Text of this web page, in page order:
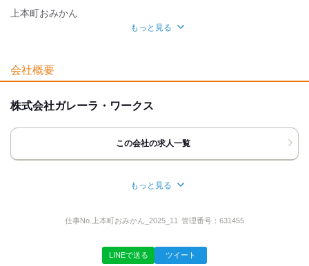
自分らしい恰好
応募時のメリット
履歴書不要 友達応募
上本町おみかん
[最寄駅]
大阪府 大阪市天王寺区⁄大阪上本町駅 (徒歩 6分)ほか
[住所]
リッチハイム上本町1F
地図・アクセス詳細を見る
10分後に「面接コボット」より
＜SMS＞と＜メール＞で
もっと見る
会社概要
株式会社ガレーラ・ワークス
この会社の求人一覧
大阪府大阪市東成区東中本３丁目９―２１
もっと見る
仕事No. 上本町おみかん_2025_11 管理番号： 631455
LINEで送る ツイート